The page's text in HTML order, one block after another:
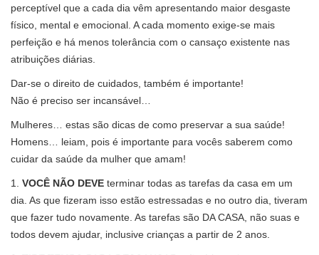
perceptível que a cada dia vêm apresentando maior desgaste
físico, mental e emocional. A cada momento exige-se mais
perfeição e há menos tolerância com o cansaço existente nas
atribuições diárias.
Dar-se o direito de cuidados, também é importante!
Não é preciso ser incansável…
Mulheres… estas são dicas de como preservar a sua saúde!
Homens… leiam, pois é importante para vocês saberem como
cuidar da saúde da mulher que amam!
1. VOCÊ NÃO DEVE terminar todas as tarefas da casa em um
dia. As que fizeram isso estão estressadas e no outro dia, tiveram
que fazer tudo novamente. As tarefas são DA CASA, não suas e
todos devem ajudar, inclusive crianças a partir de 2 anos.